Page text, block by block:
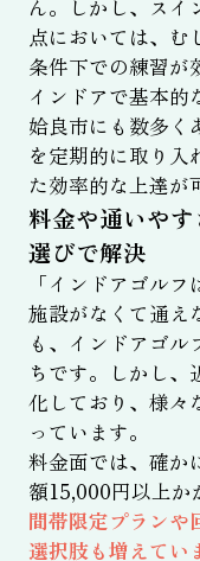
ん。しかし、スイ
点においては、む
条件下での練習が
インドアで基本的
姶良市にも数多く
を定期的に取り入
た効率的な上達が
料金や通いや
選びで解決
「インドアゴル
施設がなくて通え
も、インドアゴ
ちです。しかし、
化しており、様々
っています。
料金面では、確か
額15,000円以上か
間帯限定プランや
選択肢も増えてい